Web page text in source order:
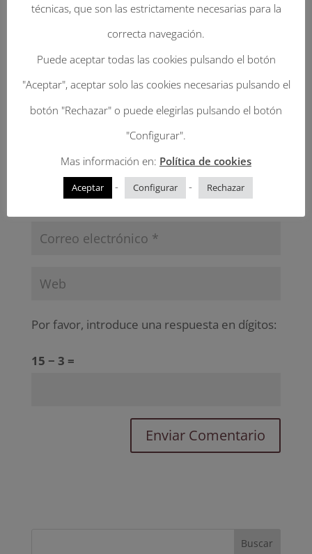
marcados con*
Por favor, introduce una respuesta en dígitos:
15 − 3 =
técnicas, que son las estrictamente necesarias para la
correcta navegación.
Puede aceptar todas las cookies pulsando el botón
"Aceptar", aceptar solo las cookies necesarias pulsando el
botón "Rechazar" o puede elegirlas pulsando el botón
"Configurar".
Mas información en: Política de cookies
Aceptar - Configurar - Rechazar